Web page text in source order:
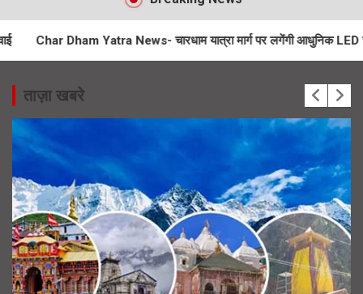
Yatra News- चारधाम यात्रा मार्ग पर लगेंगी आधुनिक LED स्क्रीन
ताज़ा खबरे